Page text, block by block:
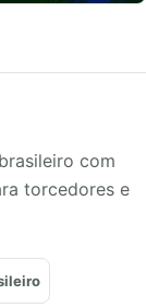
com
torcedores e